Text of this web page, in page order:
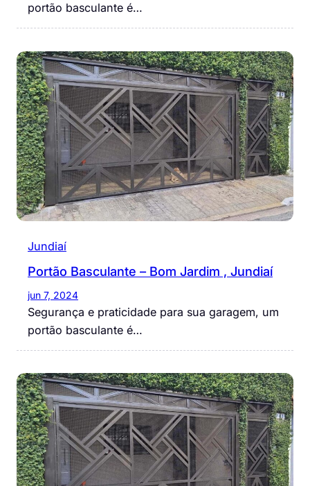
portão basculante é…
Jundiaí
Portão Basculante – Bom Jardim , Jundiaí
jun 7, 2024
Segurança e praticidade para sua garagem, um
portão basculante é…